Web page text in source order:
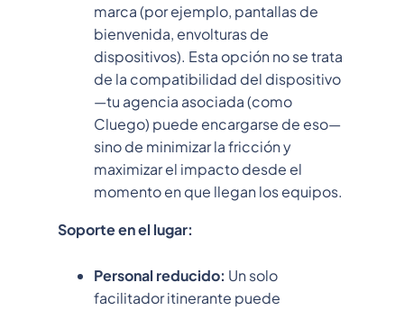
marca (por ejemplo, pantallas de
bienvenida, envolturas de
dispositivos). Esta opción no se trata
de la compatibilidad del dispositivo
—tu agencia asociada (como
Cluego) puede encargarse de eso—
sino de minimizar la fricción y
maximizar el impacto desde el
momento en que llegan los equipos.
Soporte en el lugar:
Personal reducido: Un solo
facilitador itinerante puede